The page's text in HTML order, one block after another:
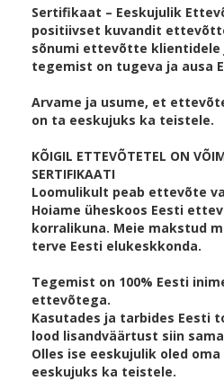
Sertifikaat – Eeskujulik
positiivset kuvandit
sõnumi ettevõtte
tegemist on tugeva ja ausa
Arvame ja usume, et
on ta eeskujuks ka teistele.
KÕIGIL ETTEVÕTETEL ON
SERTIFIKAATI
Loomulikult peab ettevõte
Hoiame üheskoos Eesti
korralikuna. Meie makstud
terve Eesti elukeskkonda.
Tegemist on 100% Eesti
ettevõtega.
Kasutades ja tarbides Eesti
lood lisandväärtust siin
Olles ise eeskujulik oled
eeskujuks ka teistele.